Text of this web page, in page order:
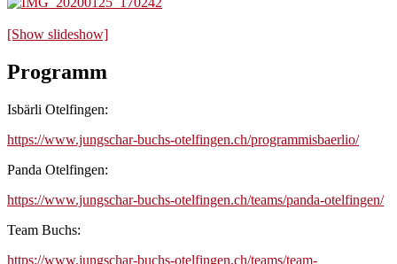
[Show slideshow]
Programm
Isbärli Otelfingen:
https://www.jungschar-buchs-otelfingen.ch/programmisbaerlio/
Panda Otelfingen:
https://www.jungschar-buchs-otelfingen.ch/teams/panda-otelfingen/
Team Buchs:
https://www.jungschar-buchs-otelfingen.ch/teams/team-